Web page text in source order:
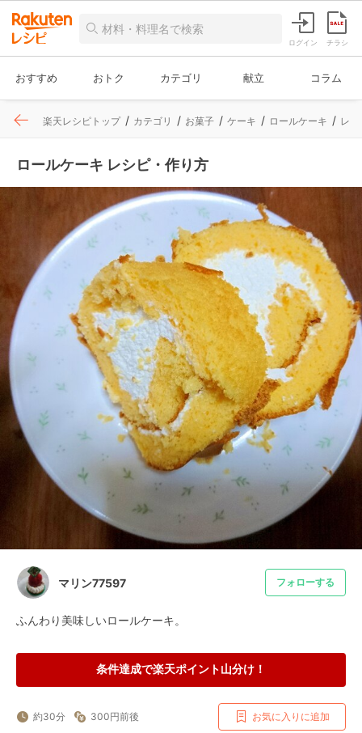
ログイン チラシ
おすすめ おトク カテゴリ 献立 コラム
楽天レシピトップ カテゴリ お菓子 ケーキ ロールケーキ レ
ロールケーキ レシピ・作り方
マリン77597 フォローする
ふんわり美味しいロールケーキ。
条件達成で楽天ポイント山分け！
約30分 300円前後 お気に入りに追加